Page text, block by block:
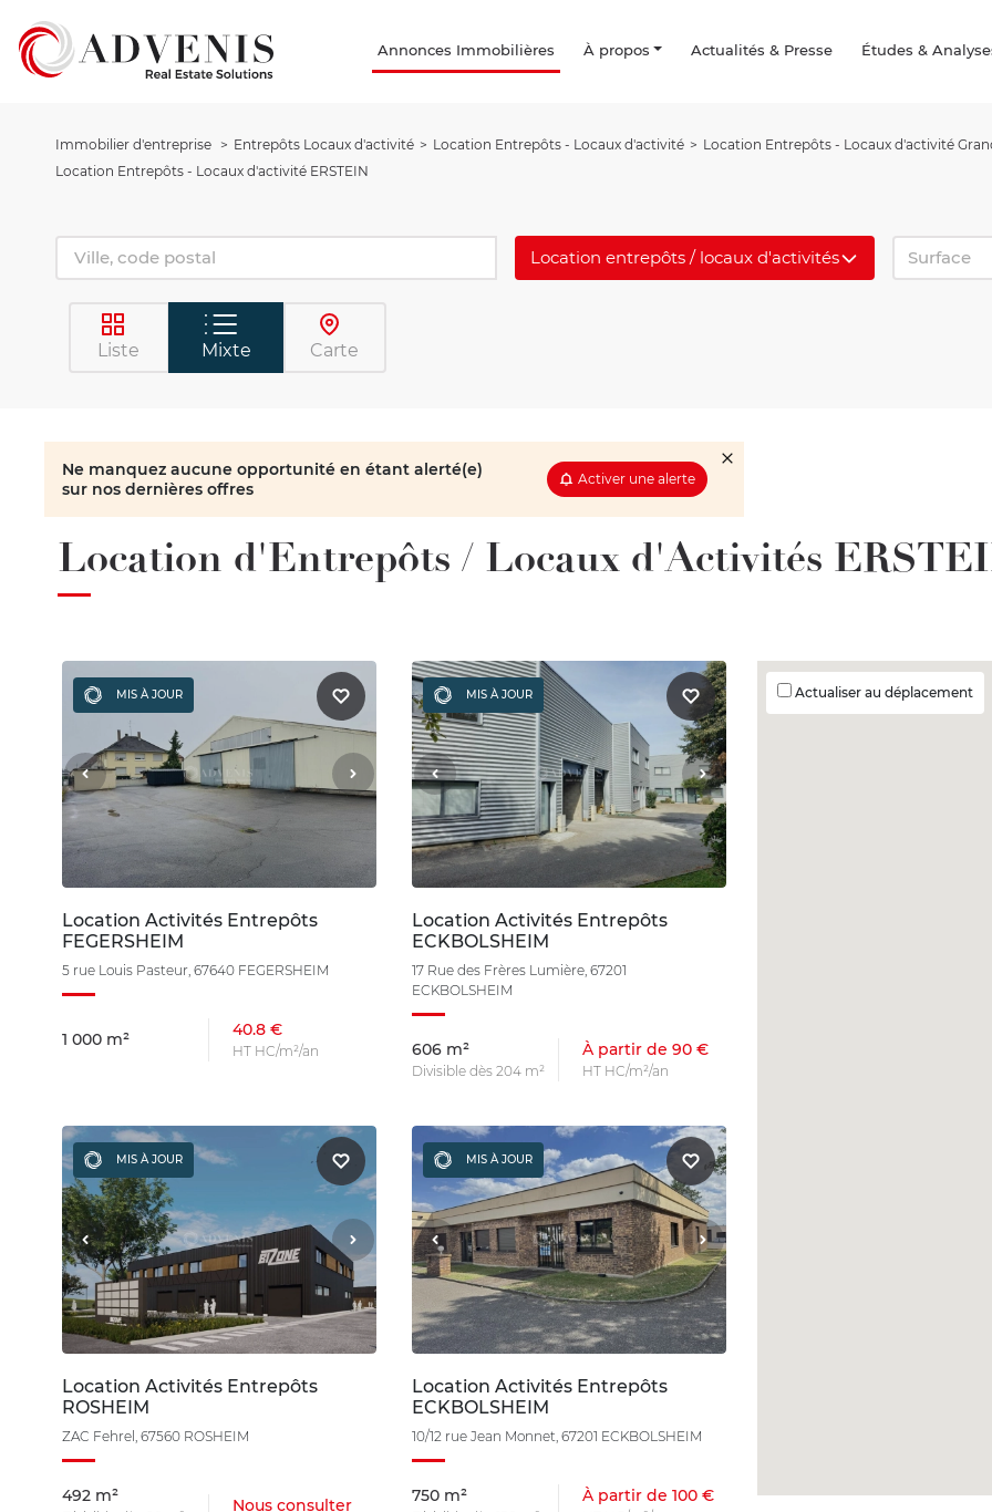
Annonces Immobilières À propos Actualités & Presse Études &
Immobilier d'entreprise Entrepôts Locaux d'activité Location Entrepôts - Locaux d'activité Location Entrepôts - Locaux d'activité
Location Entrepôts - Locaux d'activité ERSTEIN
Location entrepôts / locaux d'activités Surface
Liste Mixte Carte
Ne manquez aucune opportunité en étant alerté(e)
sur nos dernières offres
Activer une alerte
Location d'Entrepôts / Locaux d'Activités
MIS À JOUR
Location Activités Entrepôts
FEGERSHEIM
5 rue Louis Pasteur, 67640 FEGERSHEIM
1 000 m² 40.8 €
HT HC/m²/an
MIS À JOUR
Location Activités Entrepôts
ECKBOLSHEIM
17 Rue des Frères Lumière, 67201
ECKBOLSHEIM
606 m²
Divisible dès 204 m²
À partir de 90 €
HT HC/m²/an
MIS À JOUR
Location Activités Entrepôts
ROSHEIM
ZAC Fehrel, 67560 ROSHEIM
492 m² Nous consulter
MIS À JOUR
Location Activités Entrepôts
ECKBOLSHEIM
10/12 rue Jean Monnet, 67201 ECKBOLSHEIM
750 m² À partir de 100 €
Actualiser au déplacement